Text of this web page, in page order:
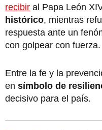
recibir al Papa León
histórico, mientras
respuesta ante un
con golpear con fuerza.
Entre la fe y la
en símbolo de
decisivo para el país.